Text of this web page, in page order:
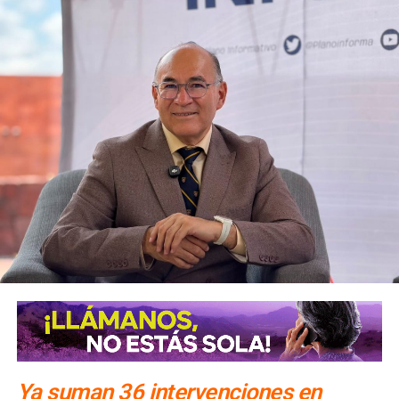
avenida Simón Díaz, p
Para la salida del recinto,el flujo vehicular se distribuirá
principalmente hacia Circuito Potosí,
incorporación desde avenida de las Torres. Como salida
secundaria, los automovilistas podrán continuar por esta
misma vialidad para incorporarse a avenida Simón Díaz,
con dirección a avenida de la Constitución y el
fraccionamiento Simón Díaz.
Como parte de la estrategia de movilidad, la avenida
Francisco Martínez de la Vega, en el tramo comprendido
permanecerá cerrada al tránsito vehicular.El primer
tramo, de avenida de las Torres al callejón peatonal
América del Sur,
Ya suman 36 intervenciones en